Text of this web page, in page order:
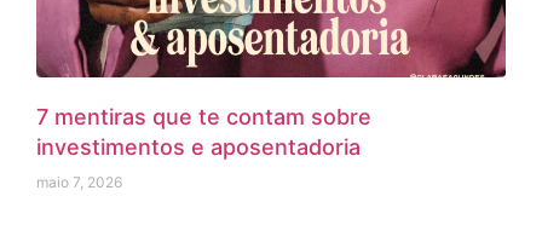
7 mentiras que te contam sobre
investimentos e aposentadoria
maio 7, 2026